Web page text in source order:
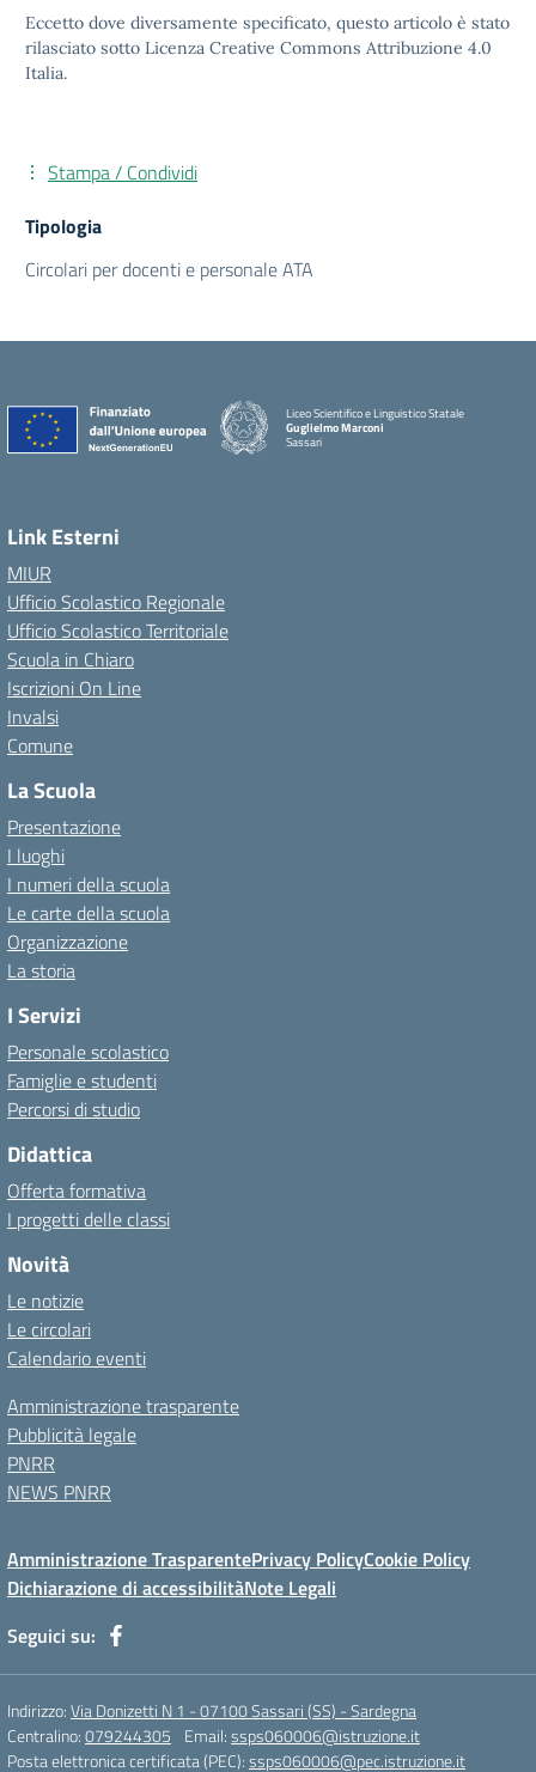
Eccetto dove diversamente specificato, questo articolo è stato
rilasciato sotto Licenza Creative Commons Attribuzione 4.0
Italia.
Stampa / Condividi
Tipologia
Circolari per docenti e personale ATA
Liceo Scientifico e Linguistico Statale
Guglielmo Marconi
Sassari
Link Esterni
MIUR
Ufficio Scolastico Regionale
Ufficio Scolastico Territoriale
Scuola in Chiaro
Iscrizioni On Line
Invalsi
Comune
La Scuola
Presentazione
I luoghi
I numeri della scuola
Le carte della scuola
Organizzazione
La storia
I Servizi
Personale scolastico
Famiglie e studenti
Percorsi di studio
Didattica
Offerta formativa
I progetti delle classi
Novità
Le notizie
Le circolari
Calendario eventi
Amministrazione trasparente
Pubblicità legale
PNRR
NEWS PNRR
Amministrazione TrasparentePrivacy PolicyCookie Policy
Dichiarazione di accessibilitàNote Legali
Seguici su:
Indirizzo:Via Donizetti N 1 - 07100 Sassari (SS) - Sardegna
Centralino:079244305 Email:ssps060006@istruzione.it
Posta elettronica certificata (PEC):ssps060006@pec.istruzione.it